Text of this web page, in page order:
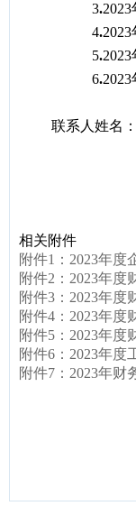
3.2023
4.2023
5.2023
6.2023
联系人姓名
相关附件
附件1：2023年度
附件2：2023年度
附件3：2023年度
附件4：2023年度
附件5：2023年度
附件6：2023年度
附件7：2023年财